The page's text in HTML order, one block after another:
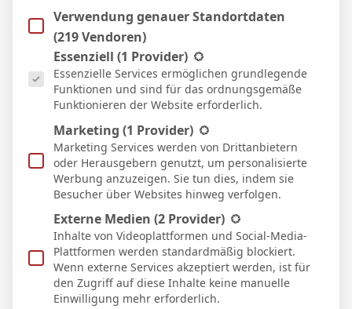
Heim
23 Aug. 2025
Auswärts
S
2:3
45`
16 Aug. 2025
Auswärts
S
0:3
FacebookTwitter Pinterest LinkedInTumblr
PREVIOUS ARTICLE
Joan García
NEXT ARTICLE
Marc Casadó
Verwendung genauer Standortdaten
(219 Vendoren)
Es folgt eine Liste der Service-Gruppen, für die eine
Essenziell (1 Provider)
Essenzielle Services ermöglichen grundlegende
Funktionen und sind für das ordnungsgemäße
Funktionieren der Website erforderlich.
Marketing (1 Provider)
Marketing Services werden von Drittanbietern
oder Herausgebern genutzt, um personalisierte
Werbung anzuzeigen. Sie tun dies, indem sie
Besucher über Websites hinweg verfolgen.
Externe Medien (2 Provider)
Inhalte von Videoplattformen und Social-Media-
Plattformen werden standardmäßig blockiert.
Wenn externe Services akzeptiert werden, ist für
den Zugriff auf diese Inhalte keine manuelle
Einwilligung mehr erforderlich.